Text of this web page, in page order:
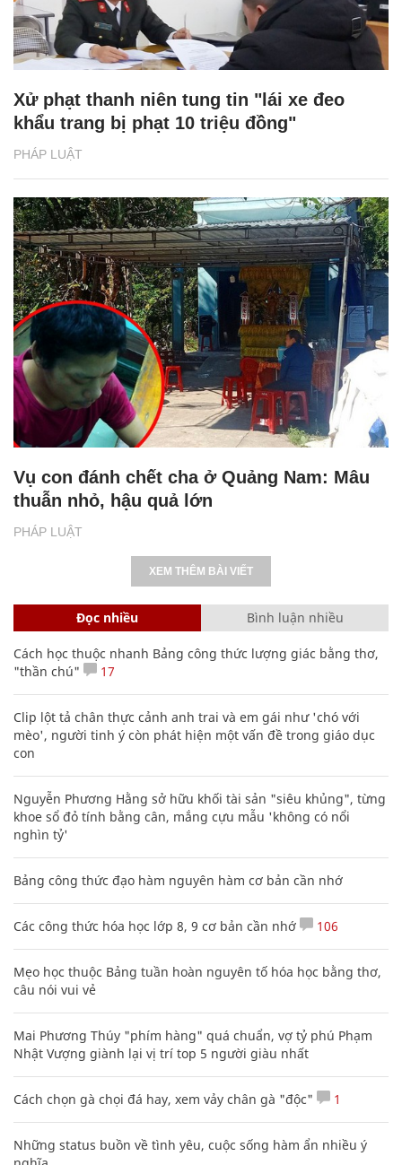
PHÁP LUẬT
Xử phạt thanh niên tung tin "lái xe đeo
khẩu trang bị phạt 10 triệu đồng"
PHÁP LUẬT
Vụ con đánh chết cha ở Quảng Nam: Mâu
thuẫn nhỏ, hậu quả lớn
XEM THÊM BÀI VIẾT
Đọc nhiều Bình luận nhiều
Cách học thuộc nhanh Bảng công thức lượng giác bằng thơ,
"thần chú"
17
Clip lột tả chân thực cảnh anh trai và em gái như 'chó với
mèo', người tinh ý còn phát hiện một vấn đề trong giáo dục
con
Nguyễn Phương Hằng sở hữu khối tài sản "siêu khủng", từng
khoe sổ đỏ tính bằng cân, mắng cựu mẫu 'không có nổi
nghìn tỷ'
Bảng công thức đạo hàm nguyên hàm cơ bản cần nhớ
Các công thức hóa học lớp 8, 9 cơ bản cần nhớ 106
Mẹo học thuộc Bảng tuần hoàn nguyên tố hóa học bằng thơ,
câu nói vui vẻ
Mai Phương Thúy "phím hàng" quá chuẩn, vợ tỷ phú Phạm
Nhật Vượng giành lại vị trí top 5 người giàu nhất
Cách chọn gà chọi đá hay, xem vảy chân gà "độc" 1
Những status buồn về tình yêu, cuộc sống hàm ẩn nhiều ý